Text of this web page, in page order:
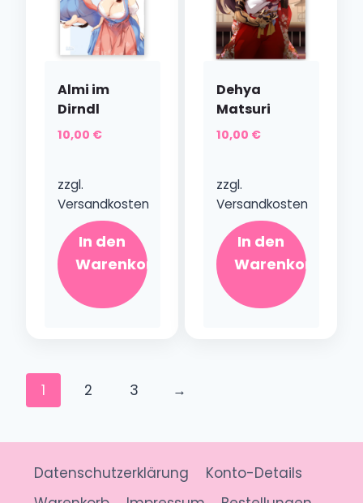
Almi im
Dirndl
10,00 €
zzgl.
Versandkosten
In den
Warenkorb
Dehya
Matsuri
10,00 €
zzgl.
Versandkosten
In den
Warenkorb
1 2 3 →
Datenschutzerklärung
Konto-Details